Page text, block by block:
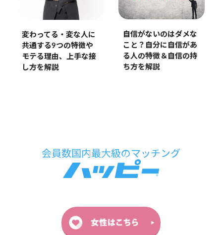
変わってる・変な人に
共通する9つの特徴や
モテる理由、上手な接
し方を解説
自信がないのはダメな
こと？自分に自信があ
る人の特徴＆自信の持
ち方を解説